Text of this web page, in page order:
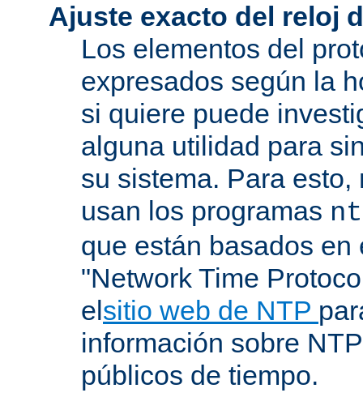
Ajuste exacto del reloj
Los elementos del
expresados según la
si quiere puede
alguna utilidad para
su sistema. Para esto,
usan los programas
que están basados en
"Network Time
elsitio web de NTP
información sobre
públicos de tiempo.